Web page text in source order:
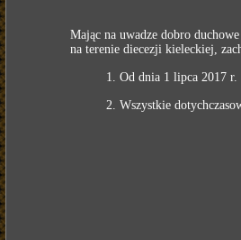
Mając na uwadze dobro
na terenie diecezji kieleckiej,
1. Od dnia 1 lipca 2017
2. Wszystkie